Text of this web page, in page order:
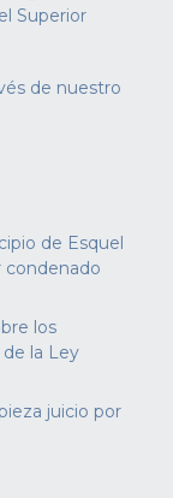
Superior
de nuestro
de Esquel
condenado
los
la Ley
juicio por